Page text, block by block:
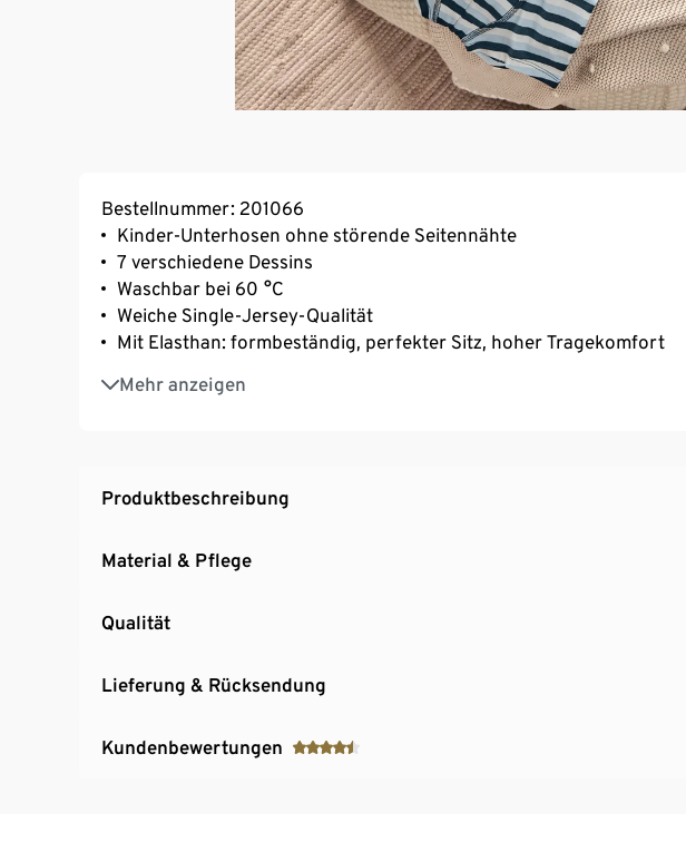
Bestellnummer: 201066
Kinder-Unterhosen ohne störende Seitennähte
7 verschiedene Dessins
Waschbar bei 60 °C
Weiche Single-Jersey-Qualität
Mit Elasthan: formbeständig, perfekter Sitz, hoher Tragekomfort
Mehr anzeigen
Weiches, elastisches Bündchen
Doppelte Stofflage im vorderen Bereich
Produktbeschreibung
Material & Pflege
Qualität
Lieferung & Rücksendung
Kundenbewertungen